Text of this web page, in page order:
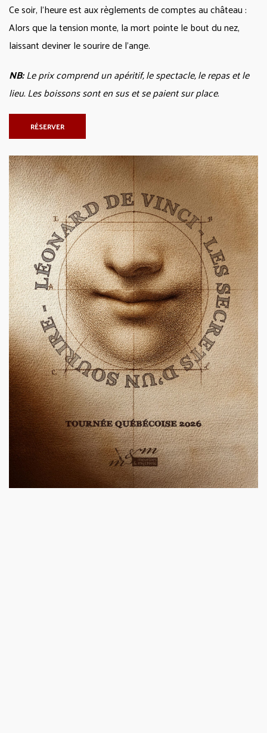
Ce soir, l’heure est aux règlements de comptes au château :
Alors que la tension monte, la mort pointe le bout du nez,
laissant deviner le sourire de l’ange.
NB:Le prix comprend un apéritif, le spectacle, le repas et le
lieu. Les boissons sont en sus et se paient sur place.
RÉSERVER